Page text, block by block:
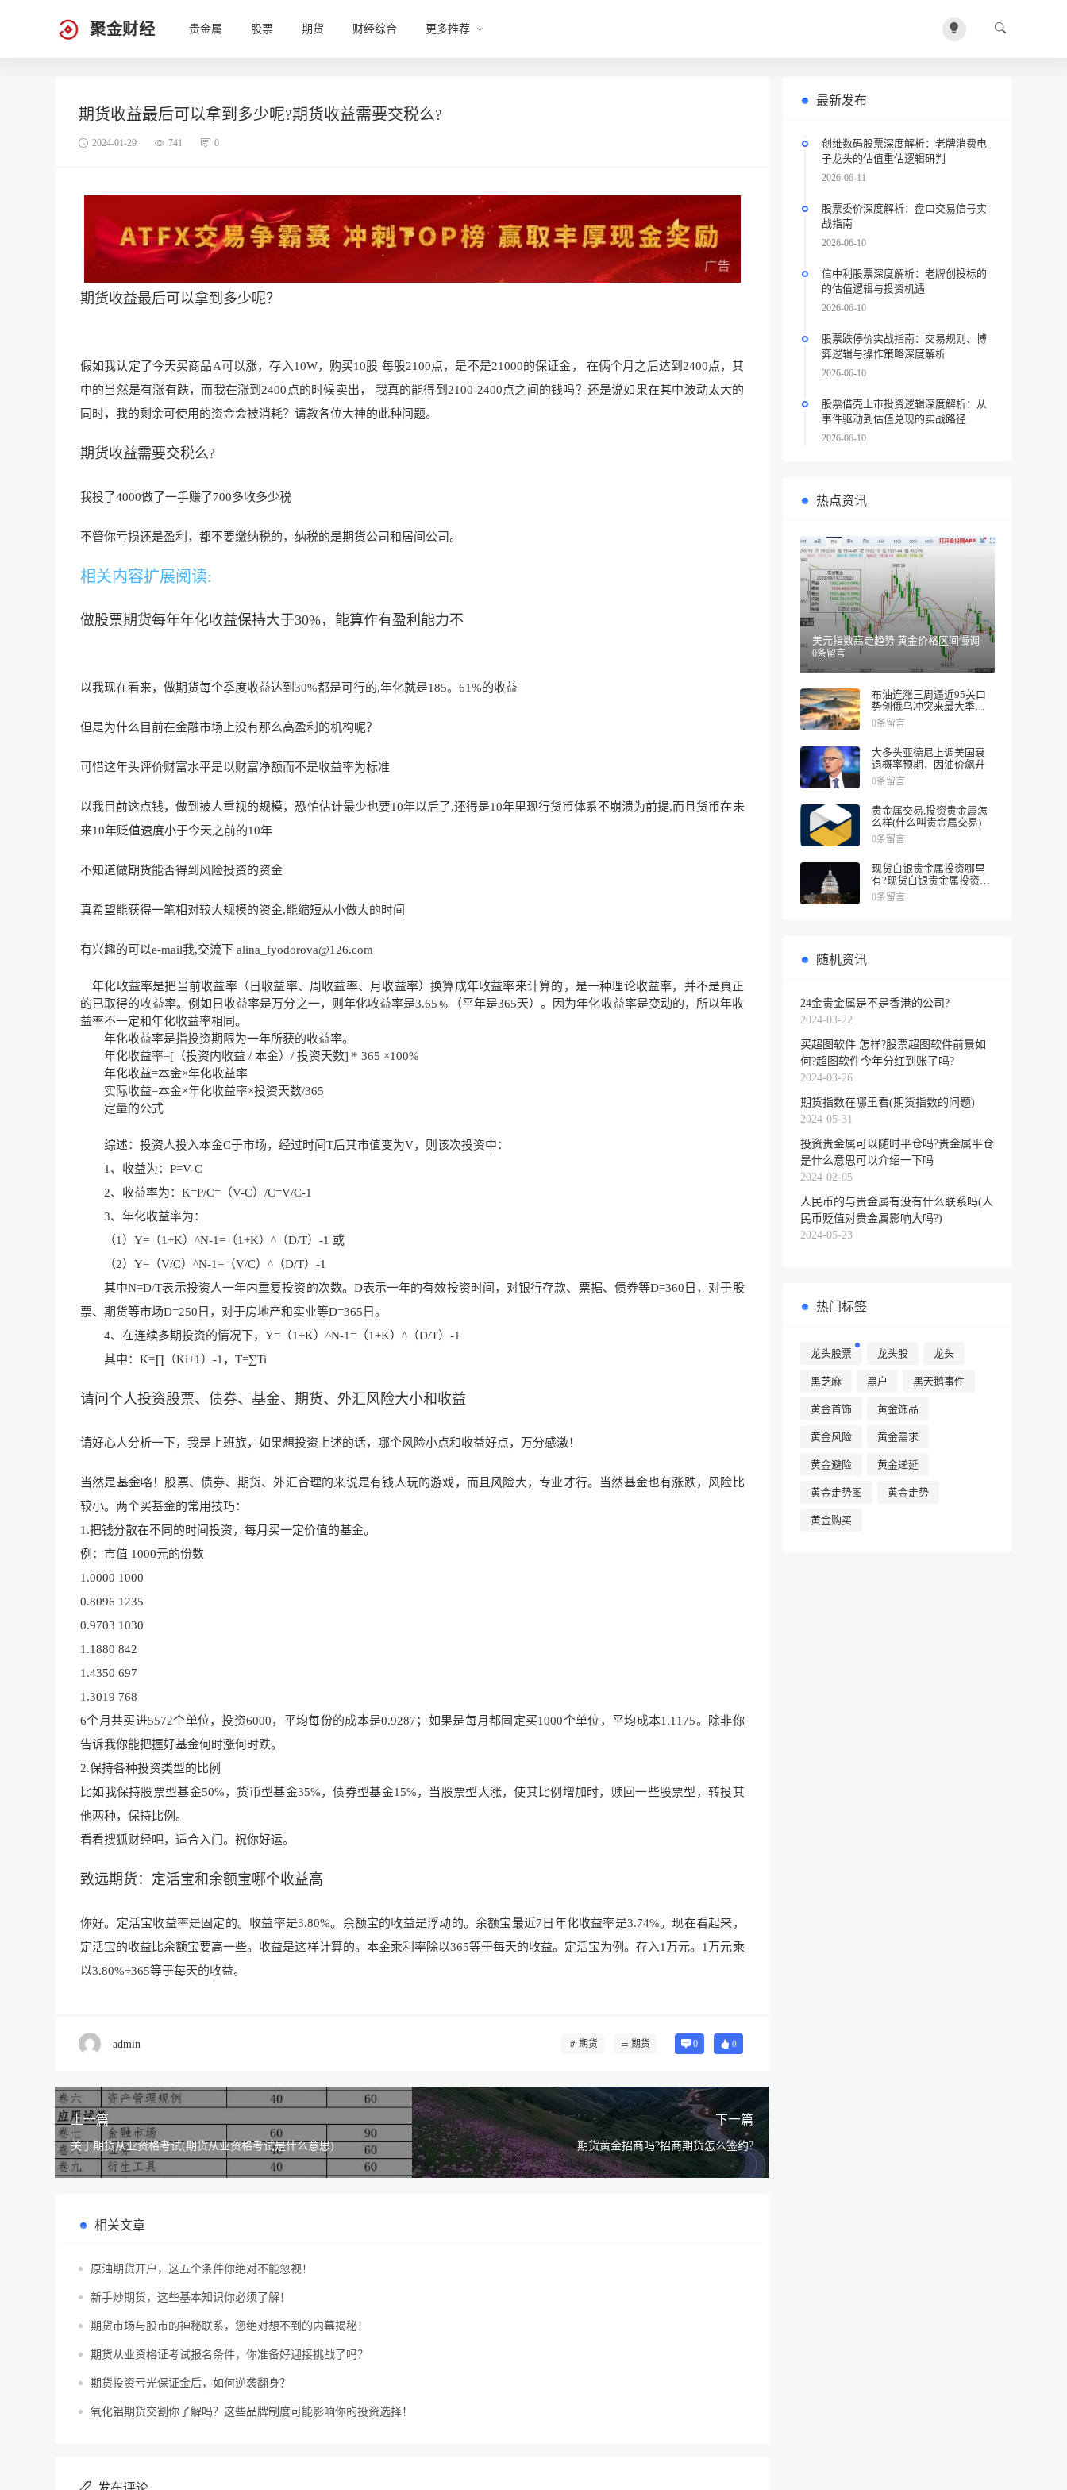
聚金财经 贵金属 股票 期货 财经综合 更多推荐
期货收益最后可以拿到多少呢?期货收益需要交税么?
2024-01-29 741 0
期货收益最后可以拿到多少呢？
假如我认定了今天买商品A可以涨，存入10W，购买10股 每股2100点，是不是21000的保证金， 在俩个月之后达到2400点，其
中的当然是有涨有跌，而我在涨到2400点的时候卖出， 我真的能得到2100-2400点之间的钱吗？还是说如果在其中波动太大的
同时，我的剩余可使用的资金会被消耗？请教各位大神的此种问题。
期货收益需要交税么?
我投了4000做了一手赚了700多收多少税
不管你亏损还是盈利 ，都不要缴纳税的，纳税的是期货公司和居间公司。
相关内容扩展阅读:
做股票期货每年年化收益保持大于30%，能算作有盈利能力不
以我现在看来，做期货每个季度收益达到30%都是可行的,年化就是185。61%的收益
但是为什么目前在金融市场上没有那么高盈利的机构呢？
可惜这年头评价财富水平是以财富净额而不是收益率为标准
以我目前这点钱，做到被人重视的规模，恐怕估计最少也要10年以后了,还得是10年里现行货币体系不崩溃为前提,而且货币在未
来10年贬值速度小于今天之前的10年
不知道做期货能否得到风险投资的资金
真希望能获得一笔相对较大规模的资金,能缩短从小做大的时间
有兴趣的可以e-mail我,交流下 alina_fyodorova@126.com
年化收益率是把当前收益率（日收益率、周收益率、月收益率）换算成年收益率来计算的，是一种理论收益率，并不是真正
的已取得的收益率。例如日收益率是万分之一，则年化收益率是3.65﹪（平年是365天）。因为年化收益率是变动的，所以年收
益率不一定和年化收益率相同。
年化收益率是指投资期限为一年所获的收益率。
年化收益率=[（投资内收益 / 本金）/ 投资天数] * 365 ×100%
年化收益=本金×年化收益率
实际收益=本金×年化收益率×投资天数/365
定量的公式
综述：投资人投入本金C于市场，经过时间T后其市值变为V，则该次投资中：
1、收益为：P=V-C
2、收益率为：K=P/C=（V-C）/C=V/C-1
3、年化收益率为：
（1）Y=（1+K）^N-1=（1+K）^（D/T）-1 或
（2）Y=（V/C）^N-1=（V/C）^（D/T）-1
其中N=D/T表示投资人一年内重复投资的次数。D表示一年的有效投资时间，对银行存款、票据、债券等D=360日，对于股
票、期货等市场D=250日，对于房地产和实业等D=365日。
4、在连续多期投资的情况下，Y=（1+K）^N-1=（1+K）^（D/T）-1
其中：K=∏（Ki+1）-1，T=∑Ti
请问个人投资股票、债券、基金、期货、外汇风险大小和收益
请好心人分析一下，我是上班族，如果想投资上述的话，哪个风险小点和收益好点，万分感激！
当然是基金咯！股票、债券、期货、外汇合理的来说是有钱人玩的游戏，而且风险大，专业才行。当然基金也有涨跌，风 险比
较小。两个买基金的常用技巧：
1.把钱分散在不同的时间投资，每月买一定价值的基金。
例：市值 1000元的份数
1.0000 1000
0.8096 1235
0.9703 1030
1.1880 842
1.4350 697
1.3019 768
6个月共买进5572个单位，投资6000，平均每份的成本是0.9287；如果是每月都固定买1000个单位，平均成本1.1175。除非你
告诉我你能把握好基金何时涨何时跌。
2.保持各种投资类型的比例
比如我保持股票型基金50%，货币型基金35%，债券型基金15%，当股票型大涨，使其比例增加时， 赎回一些股票型，转投其
他两种，保持比例。
看看搜狐财经吧，适合入门。祝你好运。
致远期货：定活宝和余额宝哪个收益高
你好。定活宝收益率是固定的。收益率是3.80%。余额宝的收益是浮动的。余额宝最近7日年化收益率是3.74%。现在看起来，
定活宝的收益比余额宝要高一些。收益是这样计算的。本金乘利率除以365等于每天的收益。定活宝为例。存入1万元。1万元乘
以3.80%÷365等于每天的收益。
admin 期货 期货 0 0
上一篇
关于期货从业资格考试(期货从业资格考试是什么意思)
下一篇
期货黄金招商吗?招商期货怎么签约?
相关文章
原油期货开户，这五个条件你绝对不能忽视！
新手炒期货，这些基本知识你必须了解！
期货市场与股市的神秘联系，您绝对想不到的内幕揭秘！
期货从业资格证考试报名条件，你准备好迎接挑战了吗？
期货投资亏光保证金后，如何逆袭翻身？
氧化铝期货交割你了解吗？这些品牌制度可能影响你的投资选择！
最新发布
创维数码股票深度解析：老牌消费电
子龙头的估值重估逻辑研判
2026-06-11
股票委价深度解析：盘口交易信号实
战指南
2026-06-10
信中利股票深度解析：老牌创投标的
的估值逻辑与投资机遇
2026-06-10
股票跌停价实战指南：交易规则、博
弈逻辑与操作策略深度解析
2026-06-10
股票借壳上市投资逻辑深度解析：从
事件驱动到估值兑现的实战路径
2026-06-10
热点资讯
美元指数高走趋势 黄金价格区间慢调
0条留言
布油连涨三周逼近95关口
势创俄乌冲突来最大季度
涨幅
0条留言
大多头亚德尼上调美国衰
退概率预期，因油价飙升
0条留言
贵金属交易,投资贵金属怎
么样(什么叫贵金属交易)
0条留言
现货白银贵金属投资哪里
有?现货白银贵金属投资被
诱导投资亏损
0条留言
随机资讯
24金贵金属是不是香港的公司?
2024-03-22
买超图软件 怎样?股票超图软件前景如
何?超图软件今年分红到账了吗?
2024-03-26
期货指数在哪里看(期货指数的问题)
2024-05-31
投资贵金属可以随时平仓吗?贵金属平仓
是什么意思可以介绍一下吗
2024-02-05
人民币的与贵金属有没有什么联系吗(人
民币贬值对贵金属影响大吗?)
2024-05-23
热门标签
龙头股票 龙头股 龙头
黑芝麻 黑户 黑天鹅事件
黄金首饰 黄金饰品
黄金风险 黄金需求
黄金避险 黄金递延
黄金走势图 黄金走势
黄金购买